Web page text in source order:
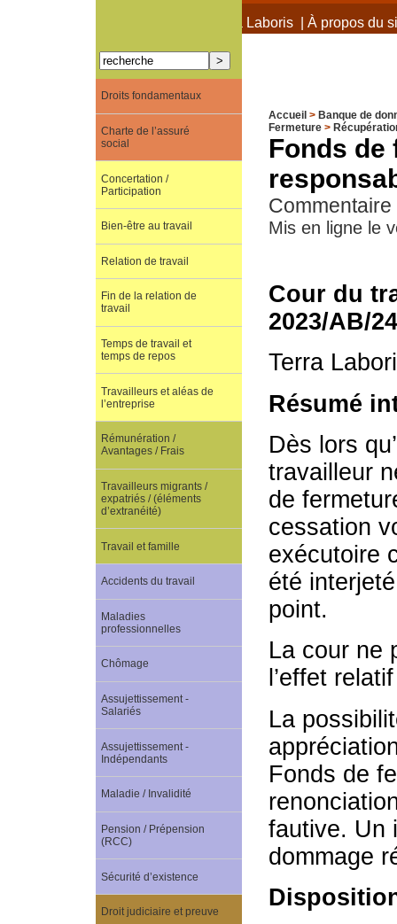
À propos de Terra Laboris| À propos du
Accueil > Banque de
Fermeture>
Fonds de
Mis en ligne le
Cour du
2023/AB/
Terra
Résumé
Dès lors
travailleur
de
cessation
exécutoire
été
point.
La cour ne
l’effet
La
Fonds de
fautive. Un
dommage
Droits fondamentaux
Charte de l’assuré
social
Concertation /
Participation
Bien-être au travail
Relation de travail
Fin de la relation de
travail
Temps de travail et
temps de repos
Travailleurs et aléas de
l’entreprise
Rémunération /
Avantages / Frais
Travailleurs migrants /
expatriés / (éléments
d’extranéité)
Travail et famille
Accidents du travail
Maladies
professionnelles
Chômage
Assujettissement -
Salariés
Assujettissement -
Indépendants
Maladie / Invalidité
Pension / Prépension
(RCC)
Sécurité d’existence
Droit judiciaire et preuve